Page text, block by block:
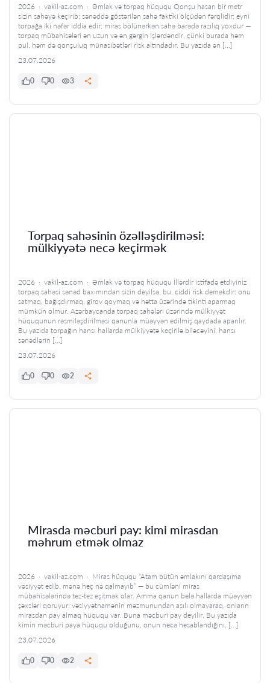
2026 · vakil-az.com · Əmlak və torpaq hüququ Qonşu hasarı bir metr
sizin sahəyə keçirib; sənəddə göstərilən sahə faktiki ölçüdən fərqlidir; eyni
torpağa iki nəfər iddia edir; miras bölünərkən sahə barədə razılıq yoxdur —
torpaq mübahisələri ən uzun və ən gərgin işlərdəndir, çünki burada həm
pul, həm də qonşuluq münasibətləri risk altındadır. Bu yazıda ən […]
23.07.2026
0 0 3
Torpaq sahəsinin özəlləşdirilməsi:
mülkiyyətə necə keçirmək
2026 · vakil-az.com · Əmlak və torpaq hüququ İllərdir istifadə etdiyiniz
torpaq sahəsi sənəd baxımından sizin deyilsə, bu, ciddi risk deməkdir: onu
satmaq, bağışdırmaq, girov qoymaq və hətta üzərində tikinti aparmaq
mümkün olmur. Azərbaycanda torpaq sahələri üzərində mülkiyyət
hüququnun rəsmiləşdirilməsi qanunla müəyyən edilmiş qaydada aparılır.
Bu yazıda torpağın hansı hallarda mülkiyyətə keçirilə biləcəyini, hansı
sənədlərin […]
23.07.2026
0 0 2
Mirasda məcburi pay: kimi mirasdan
məhrum etmək olmaz
2026 · vakil-az.com · Miras hüququ “Atam bütün əmlakını qardaşıma
vəsiyyət edib, mənə heç nə qalmayıb” — bu cümləni miras
mübahisələrində tez-tez eşitmək olar. Amma qanun belə hallarda müəyyən
şəxsləri qoruyur: vəsiyyətnamənin məzmunundan asılı olmayaraq, onların
mirasdan pay almaq hüququ var. Buna məcburi pay deyilir. Bu yazıda
kimin məcburi paya hüququ olduğunu, onun necə hesablandığını, […]
23.07.2026
0 0 2